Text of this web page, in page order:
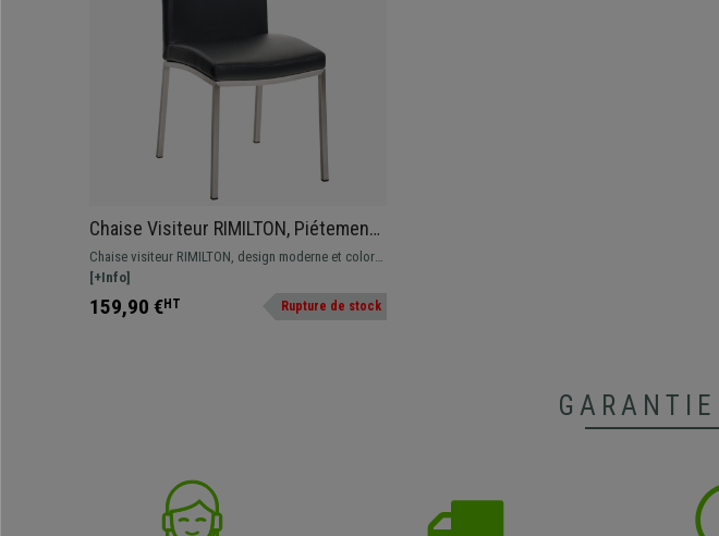
Chaise Visiteur RIMILTON, Piétement
en Acier Inoxydable, Cuir, Noir
Chaise visiteur RIMILTON, design moderne et coloré.
Structure en acier inoxydable et rembourrage
confortable. Plusieurs couleurs disponibles.
[+Info]
159,90 €HT Rupture de stock
GARANTIE